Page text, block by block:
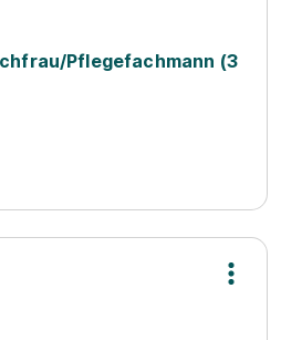
Pflegefachmann (3